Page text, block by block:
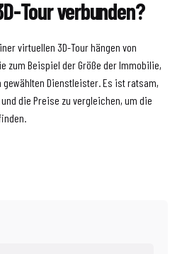
Tour verbunden?
virtuellen 3D-Tour hängen von
zum Beispiel der Größe der Immobilie,
gewählten Dienstleister. Es ist ratsam,
die Preise zu vergleichen, um die